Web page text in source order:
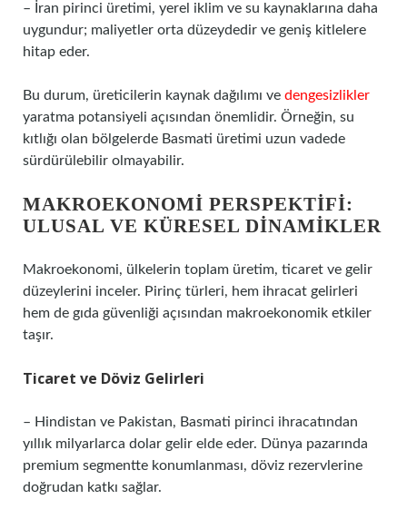
– İran pirinci üretimi, yerel iklim ve su kaynaklarına daha
uygundur; maliyetler orta düzeydedir ve geniş kitlelere
hitap eder.
Bu durum, üreticilerin kaynak dağılımı ve dengesizlikler
yaratma potansiyeli açısından önemlidir. Örneğin, su
kıtlığı olan bölgelerde Basmati üretimi uzun vadede
sürdürülebilir olmayabilir.
MAKROEKONOMI PERSPEKTIFI:
ULUSAL VE KÜRESEL DINAMIKLER
Makroekonomi, ülkelerin toplam üretim, ticaret ve gelir
düzeylerini inceler. Pirinç türleri, hem ihracat gelirleri
hem de gıda güvenliği açısından makroekonomik etkiler
taşır.
Ticaret ve Döviz Gelirleri
– Hindistan ve Pakistan, Basmati pirinci ihracatından
yıllık milyarlarca dolar gelir elde eder. Dünya pazarında
premium segmentte konumlanması, döviz rezervlerine
doğrudan katkı sağlar.